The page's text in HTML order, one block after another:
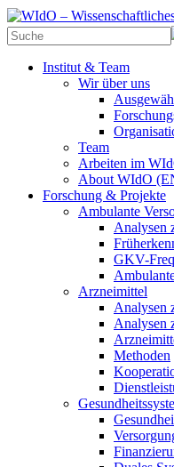
Institut & Team
Wir über uns
Team
Arbeiten im
About WIdO
Forschung & Projekte
Ambulante
Analysen
GKV-
Arzneimittel
Analysen
Analysen
Methoden